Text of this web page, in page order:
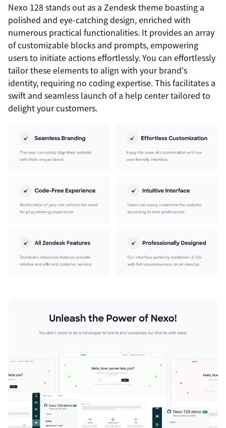
Nexo 128 stands out as a Zendesk theme boasting a
polished and eye-catching design, enriched with
numerous practical functionalities. It provides an array
of customizable blocks and prompts, empowering
users to initiate actions effortlessly. You can effortlessly
tailor these elements to align with your brand's
identity, requiring no coding expertise. This facilitates a
swift and seamless launch of a help center tailored to
delight your customers.